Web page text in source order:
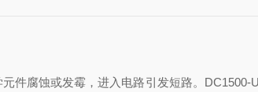
件腐蚀或发霉，进入电路引发短路。